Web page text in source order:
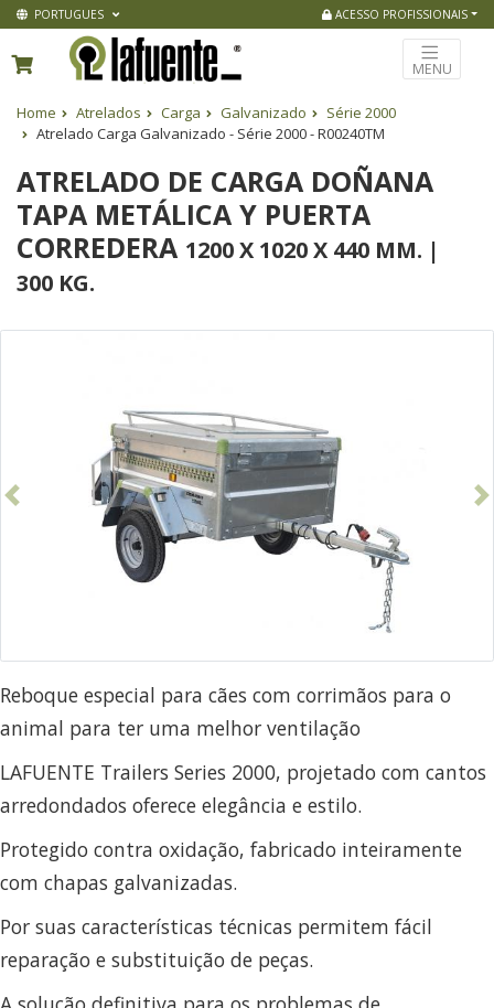
PORTUGUES ACESSO PROFISSIONAIS
MENU
Home Atrelados Carga Galvanizado
Série 2000
Atrelado Carga Galvanizado - Série 2000 - R00240TM
ATRELADO DE CARGA DOÑANA
TAPA METÁLICA Y PUERTA
CORREDERA 1200 X 1020 X 440 MM. |
300 KG.
Anterior
Reboque especial para cães com corrimãos para o
animal para ter uma melhor ventilação
LAFUENTE Trailers Series 2000, projetado com cantos
arredondados oferece elegância e estilo.
Protegido contra oxidação, fabricado inteiramente
com chapas galvanizadas.
Por suas características técnicas permitem fácil
reparação e substituição de peças.